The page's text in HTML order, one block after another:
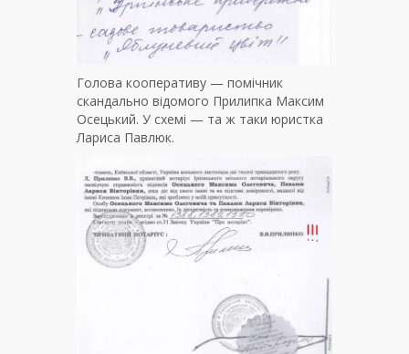
Голова кооперативу — помічник
скандально відомого Прилипка Максим
Осецький. У схемі — та ж таки юристка
Лариса Павлюк.